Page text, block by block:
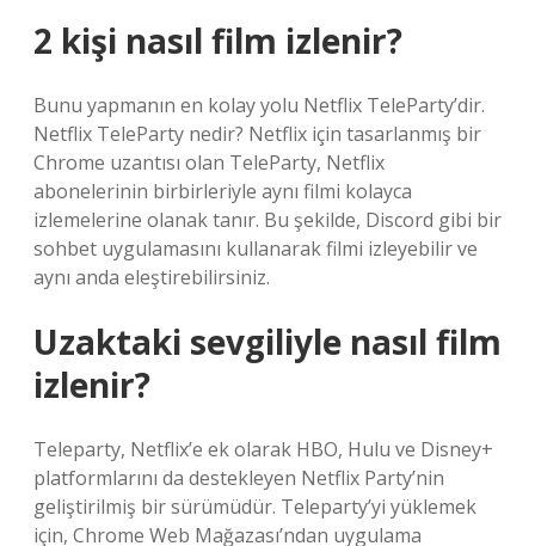
2 kişi nasıl film izlenir?
Bunu yapmanın en kolay yolu Netflix TeleParty’dir.
Netflix TeleParty nedir? Netflix için tasarlanmış bir
Chrome uzantısı olan TeleParty, Netflix
abonelerinin birbirleriyle aynı filmi kolayca
izlemelerine olanak tanır. Bu şekilde, Discord gibi bir
sohbet uygulamasını kullanarak filmi izleyebilir ve
aynı anda eleştirebilirsiniz.
Uzaktaki sevgiliyle nasıl film
izlenir?
Teleparty, Netflix’e ek olarak HBO, Hulu ve Disney+
platformlarını da destekleyen Netflix Party’nin
geliştirilmiş bir sürümüdür. Teleparty’yi yüklemek
için, Chrome Web Mağazası’ndan uygulama